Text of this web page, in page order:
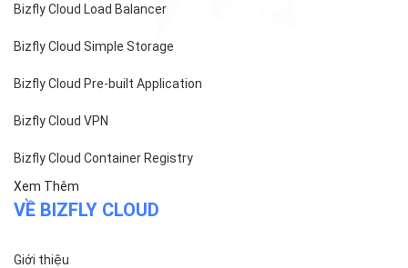
Bizfly Cloud Load Balancer
Bizfly Cloud Simple Storage
Bizfly Cloud Pre-built Application
Bizfly Cloud VPN
Bizfly Cloud Container Registry
Xem Thêm
VỀ BIZFLY CLOUD
Giới thiệu